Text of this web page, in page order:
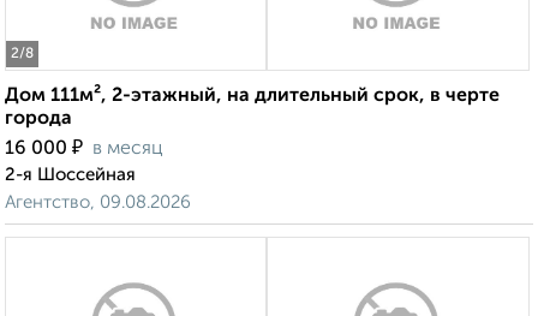
2/8
Дом 111м², 2-этажный, на длительный срок, в черте
города
16 000 ₽ в месяц
2-я Шоссейная
Агентство, 09.08.2026